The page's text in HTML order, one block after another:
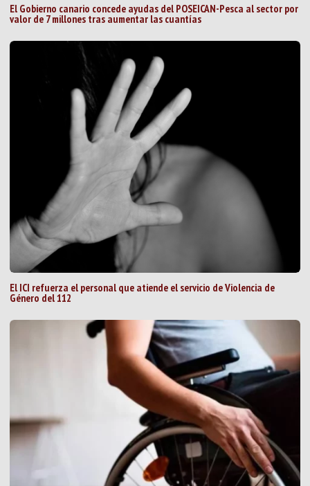
El Gobierno canario concede ayudas del POSEICAN-Pesca al sector por
valor de 7 millones tras aumentar las cuantías
El ICI refuerza el personal que atiende el servicio de Violencia de
Género del 112